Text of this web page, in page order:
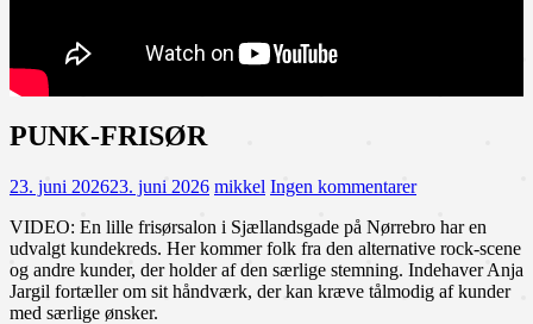
PUNK-FRISØR
23. juni 202623. juni 2026 mikkel Ingen kommentarer
VIDEO: En lille frisørsalon i Sjællandsgade på Nørrebro har en
udvalgt kundekreds. Her kommer folk fra den alternative rock-scene
og andre kunder, der holder af den særlige stemning. Indehaver Anja
Jargil fortæller om sit håndværk, der kan kræve tålmodig af kunder
med særlige ønsker.